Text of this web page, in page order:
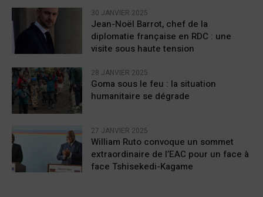
30 JANVIER 2025
Jean-Noël Barrot, chef de la
diplomatie française en RDC : une
visite sous haute tension
28 JANVIER 2025
Goma sous le feu : la situation
humanitaire se dégrade
27 JANVIER 2025
William Ruto convoque un sommet
extraordinaire de l’EAC pour un face à
face Tshisekedi-Kagame